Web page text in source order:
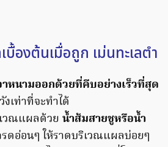
องต้นเมื่อถูก เม่นทะเลตำ
าหนามออกด้วยที่คีบอย่างเร็วที่สุด
เท่าที่จะทำได้
วณแผลด้วย น้ำส้มสายชูหรือน้ำ
รดอ่อนๆ ให้ราดบริเวณแผลบ่อยๆ